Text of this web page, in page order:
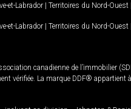
et-Labrador | Territoires du Nord-Ouest
et-Labrador | Territoires du Nord-Ouest
canadienne de l’immobilier
vérifiée. La marque DDF® appartient